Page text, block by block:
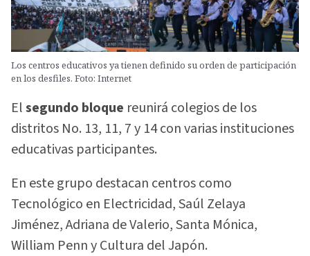
Los centros educativos ya tienen definido su orden de participación
en los desfiles. Foto: Internet
Elsegundo bloque reunirá colegios de los
distritos No. 13, 11, 7 y 14 con varias instituciones
educativas participantes.
En este grupo destacan centros como
Tecnológico en Electricidad, Saúl Zelaya
Jiménez, Adriana de Valerio, Santa Mónica,
William Penn y Cultura del Japón.